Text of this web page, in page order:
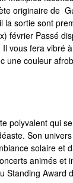
originaire de
la sortie sont
février Passé
vous fera vibré
une couleur
polyvalent qui
Son
solaire et
animés et
Standing Award